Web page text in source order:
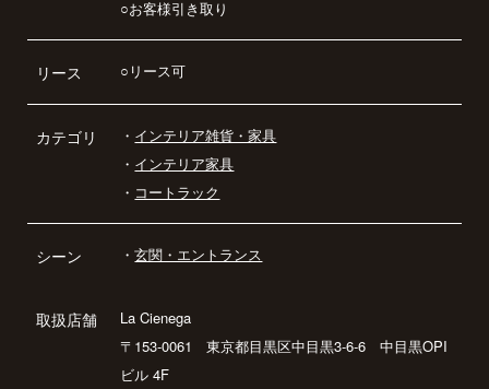
○お客様引き取り
リース ○リース可
カテゴリ ・ インテリア雑貨・家具
・ インテリア家具
・ コートラック
シーン ・玄関・エントランス
取扱店舗
La Cienega
〒153-0061 東京都目黒区中目黒3-6-6 中目黒OPI
ビル 4F